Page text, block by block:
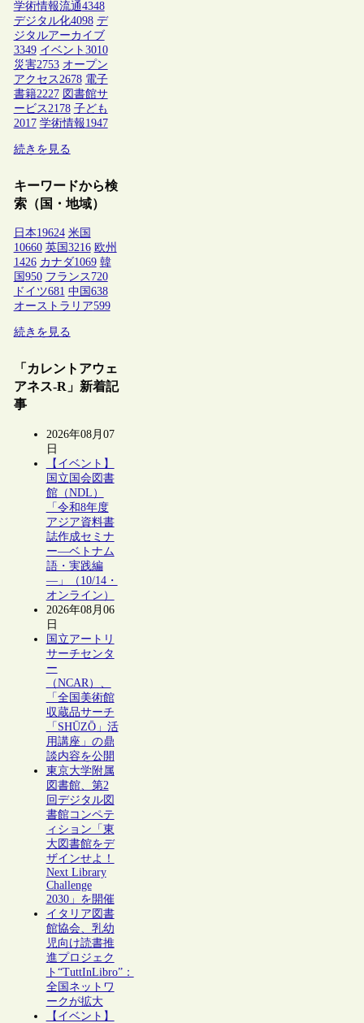
学術情報流通4348
デジタル化4098 デ
ジタルアーカイブ
3349 イベント 3010
災害2753 オープン
アクセス 2678 電子
書籍2227 図書館サ
ービス 2178 子ども
2017 学術情報1947
続きを見る
キーワードから検
索（国・地域）
日本19624 米国
10660 英国 3216 欧州
1426 カナダ1069 韓
国 950 フランス 720
ドイツ681 中国 638
オーストラリア599
続きを見る
「カレントアウェ
アネス-R」新着記
事
2026年08月07
日
【イベント】
国立国会図書
館（NDL）
「令和8年度
アジア資料書
誌作成セミナ
ー―ベトナム
語・実践編
―」（10/14・
オンライン）
2026年08月06
日
国立アートリ
サーチセンタ
ー
（NCAR）、
「全国美術館
収蔵品サーチ
「SHŪZŌ」活
用講座」の鼎
談内容を公開
東京大学附属
図書館、第2
回デジタル図
書館コンペテ
ィション「東
大図書館をデ
ザインせよ！
Next Library
Challenge
2030」を開催
イタリア図書
館協会、乳幼
児向け読書推
進プロジェク
ト“TuttInLibro”：
全国ネットワ
ークが拡大
【イベント】